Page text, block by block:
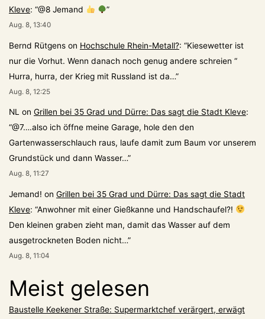
Kleve: “@8 Jemand ”
Aug. 8, 13:40
Bernd Rütgens on Hochschule Rhein-Metall?: “Kiesewetter ist
nur die Vorhut. Wenn danach noch genug andere schreien “
Hurra, hurra, der Krieg mit Russland ist da…”
Aug. 8, 12:25
NL on Grillen bei 35 Grad und Dürre: Das sagt die Stadt Kleve:
“@7….also ich öffne meine Garage, hole den den
Gartenwasserschlauch raus, laufe damit zum Baum vor unserem
Grundstück und dann Wasser…”
Aug. 8, 11:27
Jemand! on Grillen bei 35 Grad und Dürre: Das sagt die Stadt
Kleve: “Anwohner mit einer Gießkanne und Handschaufel?!
Den kleinen graben zieht man, damit das Wasser auf dem
ausgetrockneten Boden nicht…”
Aug. 8, 11:04
Meist gelesen
Baustelle Keekener Straße: Supermarktchef verärgert, erwägt